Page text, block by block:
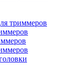
триммеров